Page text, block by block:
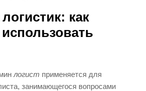
как
логист применяется для
занимающегося вопросами